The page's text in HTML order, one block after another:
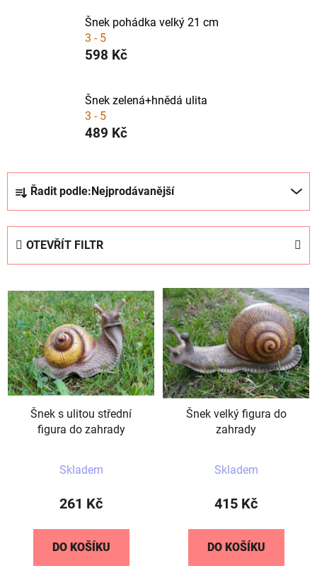
Šnek pohádka velký 21 cm
3 - 5
598 Kč
Šnek zelená+hnědá ulita
3 - 5
489 Kč
p
r
o
d
u
k
t
Řadit podle: Nejprodávanější
OTEVŘÍT FILTR
V
ý
p
i
s
p
r
Šnek s ulitou střední
figura do zahrady
hodnocení
produktu
z
Skladem
261 Kč
DO KOŠÍKU
Šnek velký figura do
zahrady
hodnocení
produktu
z
Skladem
415 Kč
DO KOŠÍKU